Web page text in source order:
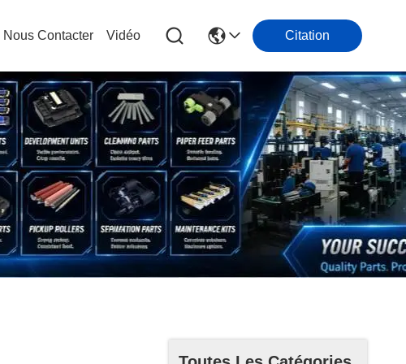
Nous Contacter Vidéo Citation